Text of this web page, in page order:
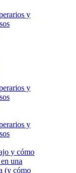
y
y
y
y cómo
una
(y cómo